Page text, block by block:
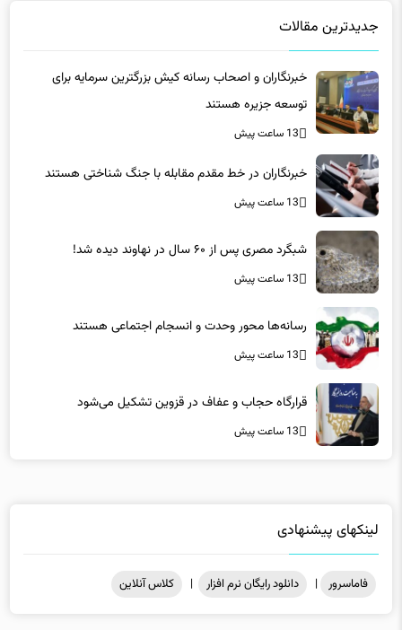
جدیدترین مقالات
خبرنگاران و اصحاب رسانه کیش بزرگترین سرمایه برای
توسعه جزیره هستند
13 ساعت پیش
خبرنگاران در خط مقدم مقابله با جنگ شناختی هستند
13 ساعت پیش
شبگرد مصری پس از ۶۰ سال در نهاوند دیده شد!
13 ساعت پیش
رسانه‌ها محور وحدت و انسجام اجتماعی هستند
13 ساعت پیش
قرارگاه حجاب و عفاف در قزوین تشکیل می‌شود
13 ساعت پیش
لینکهای پیشنهادی
فاماسرور | دانلود رایگان نرم افزار | کلاس آنلاین